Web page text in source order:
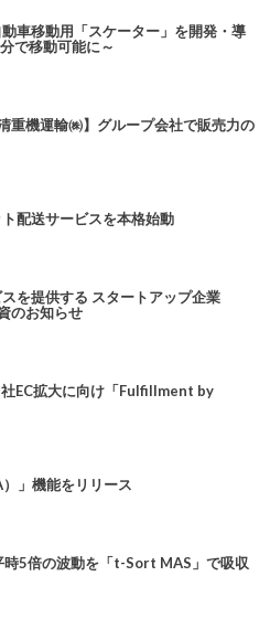
車移動用「スケーター」を開発・導
で移動可能に～
重機運輸㈱】グループ会社で販売力の
配送サービスを本格始動
を提供する スタートアップ企業
のお知らせ
EC拡大に向け「Fulfillment by
」機能をリリース
5倍の波動を「t-Sort MAS」で吸収